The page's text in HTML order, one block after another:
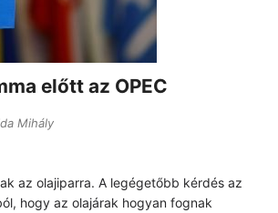
előtt az OPEC
Mihály
az olajiparra. A legégetőbb kérdés az
hogy az olajárak hogyan fognak